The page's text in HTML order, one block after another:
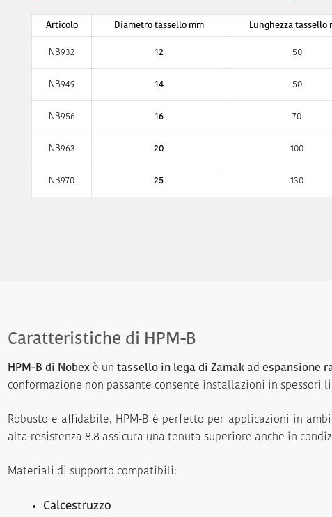
Articolo Diametro tassello mm Lunghezza tassello
NB932 12 50
NB949 14 50
NB956 16 70
NB963 20 100
NB970 25 130
Caratteristiche di HPM-B
HPM-B di Nobex è un tassello in lega di Zamak ad espansione
conformazione non passante consente installazioni in
Robusto e affidabile, HPM-B è perfetto per applicazioni in
alta resistenza 8.8 assicura una tenuta superiore anche in
Materiali di supporto compatibili:
Calcestruzzo